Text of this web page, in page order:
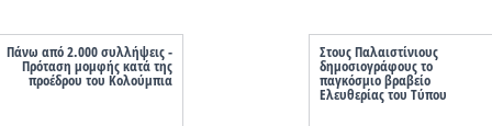
Πάνω από 2.000 συλλήψεις -
Πρόταση μομφής κατά της
προέδρου του Κολούμπια
Στους Παλαιστίνιους
δημοσιογράφους το
παγκόσμιο βραβείο
Ελευθερίας του Τύπου